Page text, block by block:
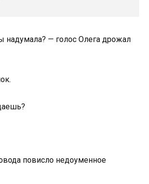
надумала? — голос Олега дрожал
повисло недоуменное